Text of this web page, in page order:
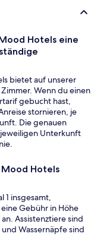
Hotels eine
bietet auf unserer
Wenn du einen
gebucht hast,
stornieren, je
Die genauen
Unterkunft
Hotels
1 insgesamt,
Gebühr in Höhe
Assistenztiere sind
Wassernäpfe sind